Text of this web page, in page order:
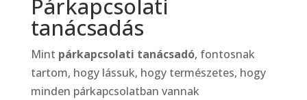
Párkapcsolati
tanácsadás
Mint párkapcsolati tanácsadó, fontosnak
tartom, hogy lássuk, hogy természetes, hogy
minden párkapcsolatban vannak